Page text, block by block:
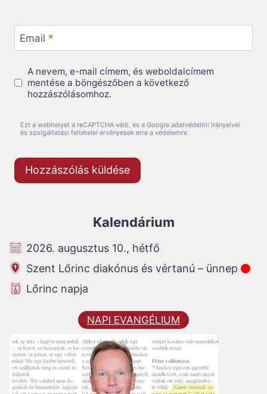
Email *
A nevem, e-mail címem, és weboldalcímem
mentése a böngészőben a következő
hozzászólásomhoz.
Ezt a webhelyet a reCAPTCHA védi, és a Google adatvédelmi irányelvei
és szolgáltatási feltételei érvényesek erre a védelemre.
Kalendárium
2026. augusztus 10., hétfő
Szent Lőrinc diakónus és vértanú – ünnep
Lőrinc napja
NAPI EVANGÉLIUM